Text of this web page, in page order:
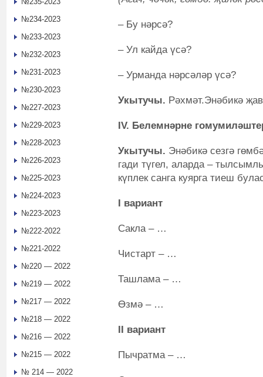
– Бу нәрсә?
– Ул кайда үсә?
– Урманда нәрсәләр үсә?
Укытучы. Рәхмәт.Энәбикә
IV. Белемнәрне
Укытучы. Энәбикә сезгә
гади түгел, аларда –
күплек санга куярга тиеш
I вариант
Сакла – …
Чистарт – …
Ташлама – …
Өзмә – …
II вариант
Пычратма – …
№234-2023
№233-2023
№232-2023
№231-2023
№230-2023
№227-2023
№229-2023
№228-2023
№226-2023
№225-2023
№224-2023
№223-2023
№222-2022
№221-2022
№220 — 2022
№219 — 2022
№217 — 2022
№218 — 2022
№216 — 2022
№215 — 2022
№ 214 — 2022